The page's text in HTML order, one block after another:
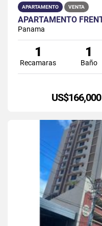
APARTAMENTO VENTA
Panama
1
Recamaras
1
Baño
US$166,000